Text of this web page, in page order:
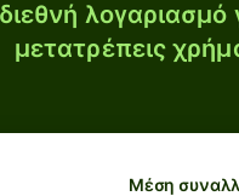
μετατρέπεις
Μέση